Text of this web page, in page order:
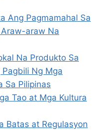
Ang Pagmamahal Sa
araw Na
Na Produkto Sa
Ng Mga
Sa Pilipinas
Tao at Mga Kultura
Batas at Regulasyon